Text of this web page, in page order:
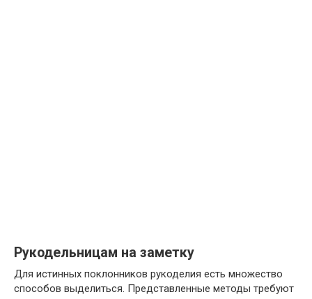
Рукодельницам на заметку
Для истинных поклонников рукоделия есть множество
способов выделиться. Представленные методы требуют